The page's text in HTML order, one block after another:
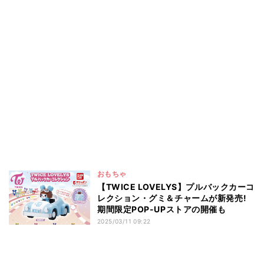
おもちゃ
【TWICE LOVELYS】プルバックカーコ
レクション・グミ＆チャームが新発売!
期間限定POP-UPストアの開催も
2025/03/11 09:22